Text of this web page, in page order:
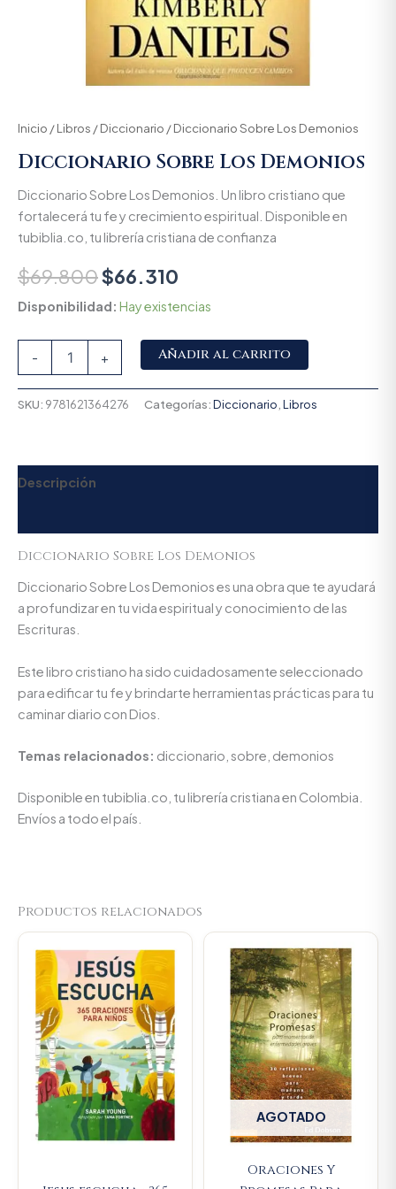
Inicio /Libros /Diccionario / Diccionario Sobre Los Demonios
Diccionario Sobre Los Demonios
Diccionario Sobre Los Demonios. Un libro cristiano que
fortalecerá tu fe y crecimiento espiritual. Disponible en
tubiblia.co, tu librería cristiana de confianza
$69.800$66.310
Disponibilidad: Hay existencias
- + Añadir al carrito
SKU: 9781621364276 Categorías:Diccionario Libros
Descripción
Diccionario Sobre Los Demonios
Diccionario Sobre Los Demonios es una obra que te ayudará
a profundizar en tu vida espiritual y conocimiento de las
Escrituras.
Este libro cristiano ha sido cuidadosamente seleccionado
para edificar tu fe y brindarte herramientas prácticas para tu
caminar diario con Dios.
Temas relacionados: diccionario, sobre, demonios
Disponible en tubiblia.co, tu librería cristiana en Colombia.
Envíos a todo el país.
Productos relacionados
price
was:
$80.100.
Current
price
is:
AGOTADO
Oraciones Y